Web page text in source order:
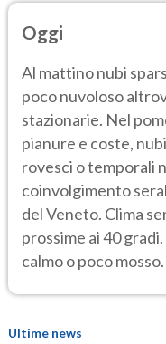
Oggi
Al mattino nubi
poco nuvoloso
stazionarie. Nel
pianure e coste,
rovesci o temporali
coinvolgimento
del Veneto. Clima
prossime ai 40
calmo o poco mosso.
Ultime news